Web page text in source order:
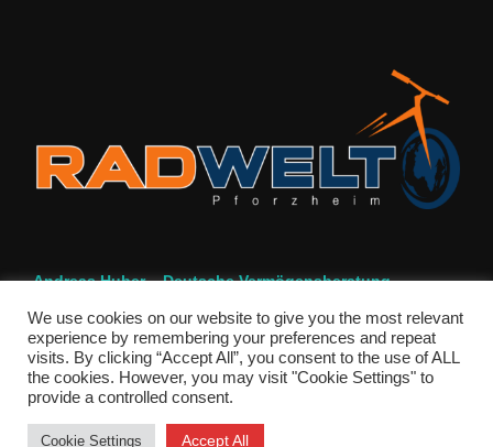
Andreas Huber – Deutsche Vermögensberatung
Copyright © 2026 PSC-Pforzheim
Inspiro Themevon
We use cookies on our website to give you the most relevant
experience by remembering your preferences and repeat
visits. By clicking “Accept All”, you consent to the use of ALL
the cookies. However, you may visit "Cookie Settings" to
provide a controlled consent.
Cookie Settings Accept All